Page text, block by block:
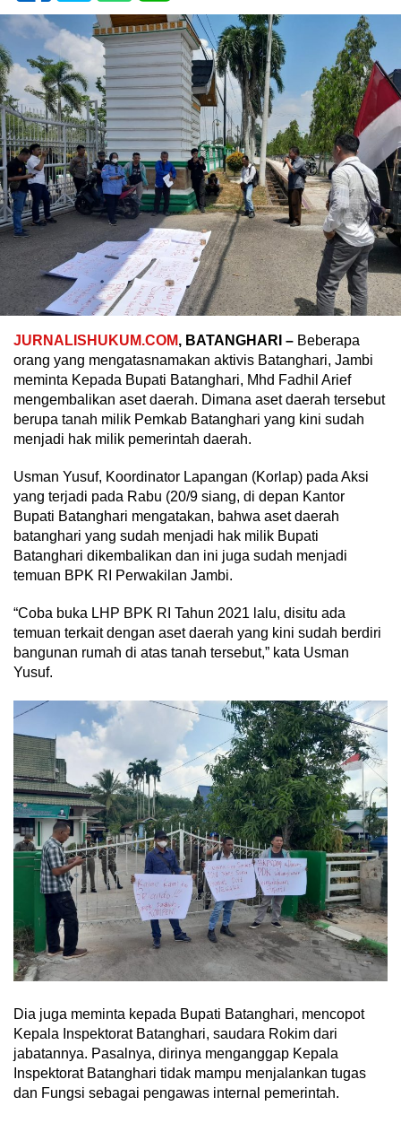
JURNALISHUKUM.COM, BATANGHARI – Beberapa
orang yang mengatasnamakan aktivis Batanghari, Jambi
meminta Kepada Bupati Batanghari, Mhd Fadhil Arief
mengembalikan aset daerah. Dimana aset daerah tersebut
berupa tanah milik Pemkab Batanghari yang kini sudah
menjadi hak milik pemerintah daerah.
Usman Yusuf, Koordinator Lapangan (Korlap) pada Aksi
yang terjadi pada Rabu (20/9 siang, di depan Kantor
Bupati Batanghari mengatakan, bahwa aset daerah
batanghari yang sudah menjadi hak milik Bupati
Batanghari dikembalikan dan ini juga sudah menjadi
temuan BPK RI Perwakilan Jambi.
“Coba buka LHP BPK RI Tahun 2021 lalu, disitu ada
temuan terkait dengan aset daerah yang kini sudah berdiri
bangunan rumah di atas tanah tersebut,” kata Usman
Yusuf.
Dia juga meminta kepada Bupati Batanghari, mencopot
Kepala Inspektorat Batanghari, saudara Rokim dari
jabatannya. Pasalnya, dirinya menganggap Kepala
Inspektorat Batanghari tidak mampu menjalankan tugas
dan Fungsi sebagai pengawas internal pemerintah.